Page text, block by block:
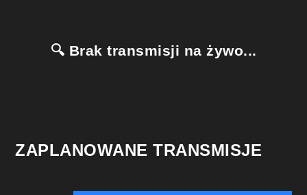
🔍 Brak transmisji na żywo...
ZAPLANOWANE TRANSMISJE